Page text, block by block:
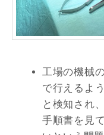
工場の機械
で行えるよ
と検知され
手順書を見